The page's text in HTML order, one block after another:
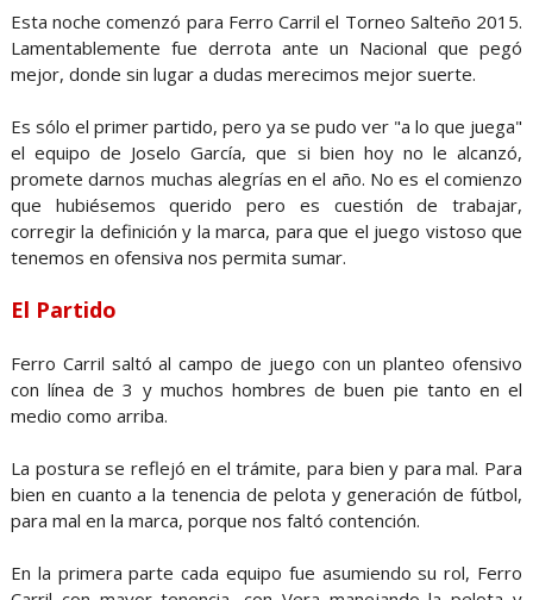
Esta noche comenzó para Ferro Carril el Torneo Salteño 2015.
Lamentablemente fue derrota ante un Nacional que pegó
mejor, donde sin lugar a dudas merecimos mejor suerte.
Es sólo el primer partido, pero ya se pudo ver "a lo que juega"
el equipo de Joselo García, que si bien hoy no le alcanzó,
promete darnos muchas alegrías en el año. No es el comienzo
que hubiésemos querido pero es cuestión de trabajar,
corregir la definición y la marca, para que el juego vistoso que
tenemos en ofensiva nos permita sumar.
El Partido
Ferro Carril saltó al campo de juego con un planteo ofensivo
con línea de 3 y muchos hombres de buen pie tanto en el
medio como arriba.
La postura se reflejó en el trámite, para bien y para mal. Para
bien en cuanto a la tenencia de pelota y generación de fútbol,
para mal en la marca, porque nos faltó contención.
En la primera parte cada equipo fue asumiendo su rol, Ferro